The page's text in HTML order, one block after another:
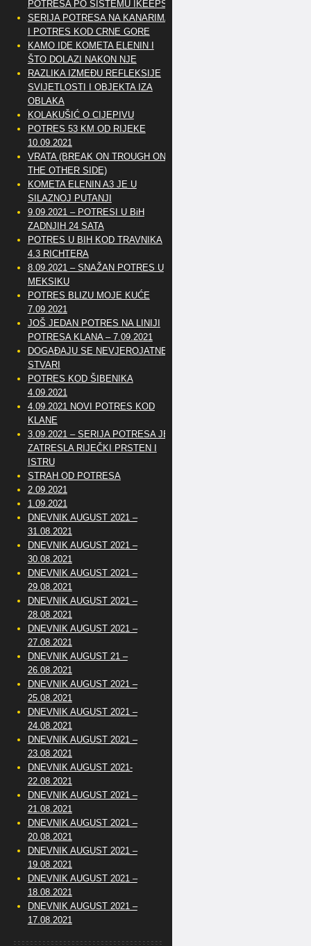
POTRESA PO SISTEMU IKEEPS
SERIJA POTRESA NA KANARIMA
I POTRES KOD CRNE GORE
KAMO IDE KOMETA ELENIN I
ŠTO DOLAZI NAKON NJE
RAZLIKA IZMEĐU REFLEKSIJE
SVIJETLOSTI I OBJEKTA IZA
OBLAKA
KOLAKUŠIĆ O CIJEPIVU
POTRES 53 KM OD RIJEKE
10.09.2021
VRATA (BREAK ON TROUGH ON
THE OTHER SIDE)
KOMETA ELENIN A3 JE U
SILAZNOJ PUTANJI
9.09.2021 – POTRESI U BiH
ZADNJIH 24 SATA
POTRES U BIH KOD TRAVNIKA
4.3 RICHTERA
8.09.2021 – SNAŽAN POTRES U
MEKSIKU
POTRES BLIZU MOJE KUĆE
7.09.2021
JOŠ JEDAN POTRES NA LINIJI
POTRESA KLANA – 7.09.2021
DOGAĐAJU SE NEVJEROJATNE
STVARI
POTRES KOD ŠIBENIKA
4.09.2021
4.09.2021 NOVI POTRES KOD
KLANE
3.09.2021 – SERIJA POTRESA JE
ZATRESLA RIJEČKI PRSTEN I
ISTRU
STRAH OD POTRESA
2.09.2021
1.09.2021
DNEVNIK AUGUST 2021 –
31.08.2021
DNEVNIK AUGUST 2021 –
30.08.2021
DNEVNIK AUGUST 2021 –
29.08.2021
DNEVNIK AUGUST 2021 –
28.08.2021
DNEVNIK AUGUST 2021 –
27.08.2021
DNEVNIK AUGUST 21 –
26.08.2021
DNEVNIK AUGUST 2021 –
25.08.2021
DNEVNIK AUGUST 2021 –
24.08.2021
DNEVNIK AUGUST 2021 –
23.08.2021
DNEVNIK AUGUST 2021-
22.08.2021
DNEVNIK AUGUST 2021 –
21.08.2021
DNEVNIK AUGUST 2021 –
20.08.2021
DNEVNIK AUGUST 2021 –
19.08.2021
DNEVNIK AUGUST 2021 –
18.08.2021
DNEVNIK AUGUST 2021 –
17.08.2021